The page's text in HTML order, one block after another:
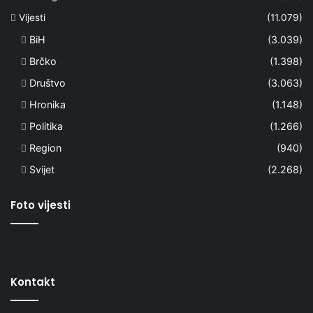
Vijesti
(11.079)
BiH
(3.039)
Brčko
(1.398)
Društvo
(3.063)
Hronika
(1.148)
Politika
(1.266)
Region
(940)
Svijet
(2.268)
Foto vijesti
Kontakt